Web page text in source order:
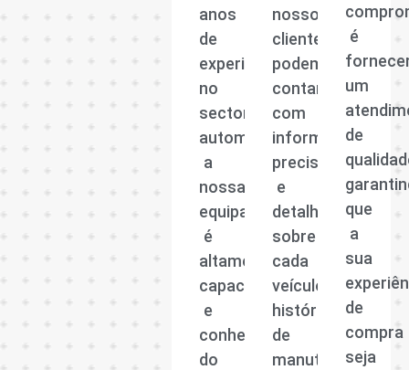
anos
de
experiência
no
sector
automóvel,
a
nossa
equipa
é
altamente
capacitada
e
conhecedora
do
nossos
clientes
podem
contar
com
informações
precisas
e
detalhadas
sobre
cada
veículo,
histórico
de
manutenção
é
um
de
que
a
sua
de
compra
seja